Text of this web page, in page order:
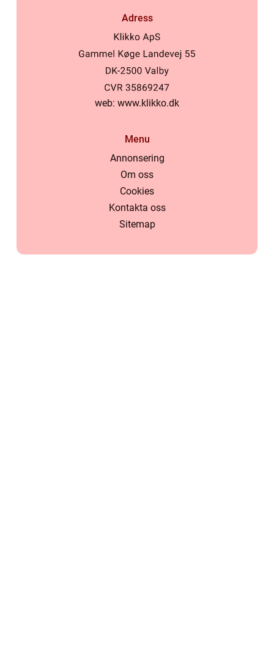
Adress
web: www.klikko.dk
Menu
Annonsering
Om oss
Cookies
Kontakta oss
Sitemap